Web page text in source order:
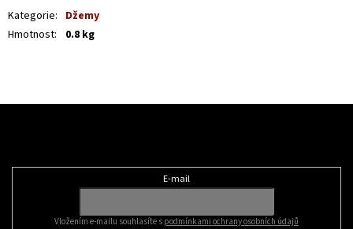
Kategorie: Džemy
Hmotnost: 0.8 kg
E-mail
Vložením e-mailu souhlasíte s podmínkami ochrany osobních údajů